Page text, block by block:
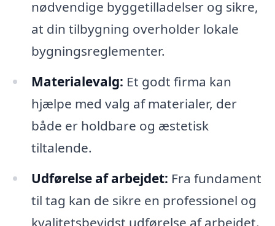
nødvendige byggetilladelser og sikre,
at din tilbygning overholder lokale
bygningsreglementer.
Materialevalg: Et godt firma kan
hjælpe med valg af materialer, der
både er holdbare og æstetisk
tiltalende.
Udførelse af arbejdet: Fra fundament
til tag kan de sikre en professionel og
kvalitetsbevidst udførelse af arbejdet.